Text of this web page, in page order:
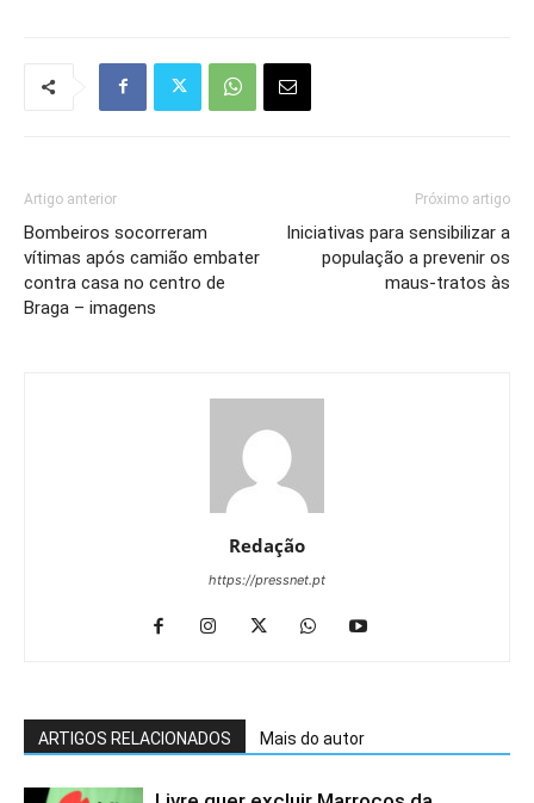
Artigo anterior
Bombeiros socorreram
vítimas após camião embater
contra casa no centro de
Braga – imagens
Próximo artigo
Iniciativas para sensibilizar a
população a prevenir os
maus-tratos às
Redação
https://pressnet.pt
ARTIGOS RELACIONADOS Mais do autor